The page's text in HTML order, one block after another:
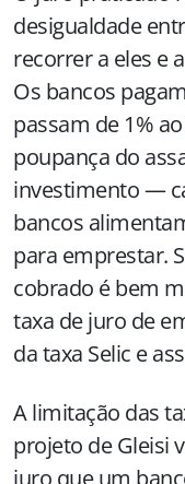
desigualdade
recorrer a eles e
Os bancos
passam de 1%
poupança do
investimento —
bancos
para emprestar.
cobrado é bem
taxa de juro de
da taxa Selic e
A limitação das
projeto de Gleisi
juro que um